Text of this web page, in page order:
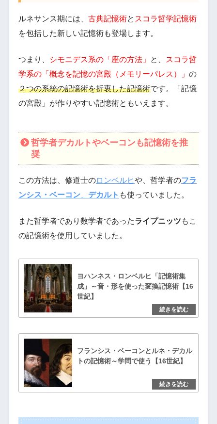
ルネサンス期には、 古典記憶術と スコラ哲学記憶術
を包括した新しい記憶術も登場します。
つまり、 シモニデス系の「座の方法」 と、
スコラ哲
学系の「概念を記憶の宮殿（メモリーパレス）」 の
２つの系統の記憶術を折衷した記憶術です。「記憶
の宮殿」が作りやすい記憶術ともいえます。
哲学者デカルトやベーコンも記憶術を推
奨
この方法は、修道士のロンベルヒや、哲学者のフラ
ンシス・ベーコン、 デカルト も使っていました。
また哲学者であり数学者であったライプニッツ もこ
の記憶術を使用していました。
ヨハンネス・ロンベルヒ「記憶術集
成」～音・形を使った変換記憶術【16
世紀】
フランシス・ベーコンとルネ・デカル
トの記憶術～学問で使う【16世紀】